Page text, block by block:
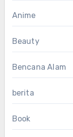
Anime
Beauty
Bencana Alam
berita
Book